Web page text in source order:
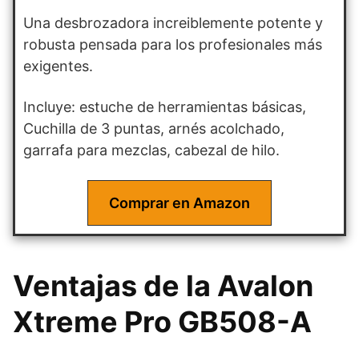
Una desbrozadora increiblemente potente y
robusta pensada para los profesionales más
exigentes.
Incluye: estuche de herramientas básicas,
Cuchilla de 3 puntas, arnés acolchado,
garrafa para mezclas, cabezal de hilo.
Comprar en Amazon
Ventajas de la Avalon
Xtreme Pro GB508-A